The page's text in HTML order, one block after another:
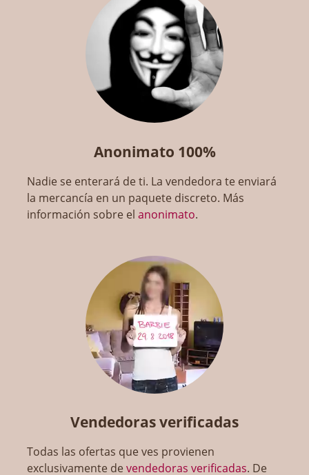
Anonimato 100%
Nadie se enterará de ti. La vendedora te enviará
la mercancía en un paquete discreto. Más
información sobre elanonimato.
Vendedoras verificadas
Todas las ofertas que ves provienen
exclusivamente devendedoras verificadas. De